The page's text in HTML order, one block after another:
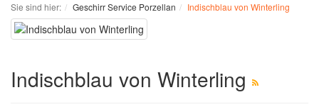
Sie sind hier: Geschirr Service Porzellan Indischblau von Winterling
Indischblau von Winterling